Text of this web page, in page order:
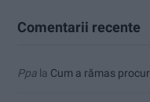
Comentarii recente
Ppa la Cum a rămas